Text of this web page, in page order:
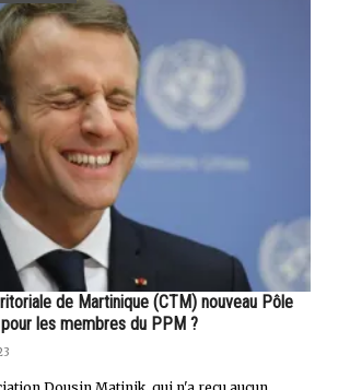
de Martinique (CTM) nouveau Pôle
les membres du PPM ?